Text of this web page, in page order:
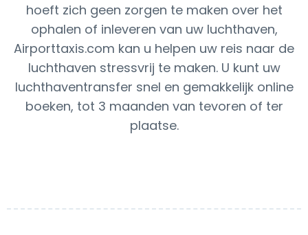
hoeft zich geen zorgen te maken over het
ophalen of inleveren van uw luchthaven,
Airporttaxis.com kan u helpen uw reis naar de
luchthaven stressvrij te maken. U kunt uw
luchthaventransfer snel en gemakkelijk online
boeken, tot 3 maanden van tevoren of ter
plaatse.